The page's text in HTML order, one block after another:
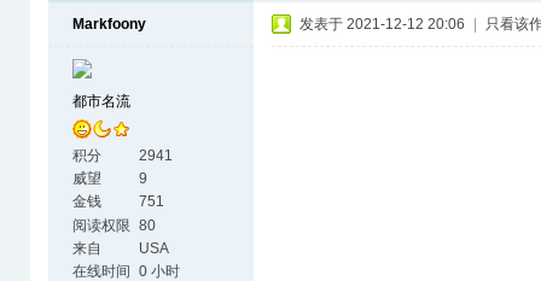
Markfoony
都市名流
积分
2941
威望
9
金钱
751
阅读权限 80
来自
USA
在线时间
0 小时
发表于 2021-12-12 20:06 只看该